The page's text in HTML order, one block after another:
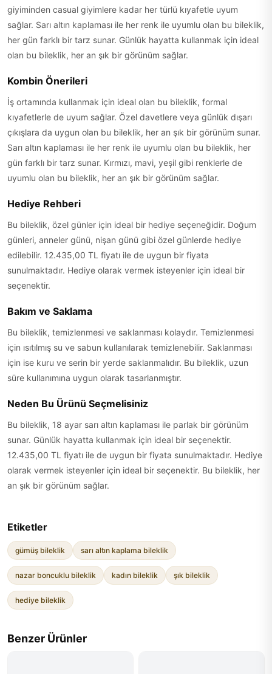
giyiminden casual giyimlere kadar her türlü kıyafetle uyum
sağlar. Sarı altın kaplaması ile her renk ile uyumlu olan bu bileklik,
her gün farklı bir tarz sunar. Günlük hayatta kullanmak için ideal
olan bu bileklik, her an şık bir görünüm sağlar.
Kombin Önerileri
İş ortamında kullanmak için ideal olan bu bileklik, formal
kıyafetlerle de uyum sağlar. Özel davetlere veya günlük dışarı
çıkışlara da uygun olan bu bileklik, her an şık bir görünüm sunar.
Sarı altın kaplaması ile her renk ile uyumlu olan bu bileklik, her
gün farklı bir tarz sunar. Kırmızı, mavi, yeşil gibi renklerle de
uyumlu olan bu bileklik, her an şık bir görünüm sağlar.
Hediye Rehberi
Bu bileklik, özel günler için ideal bir hediye seçeneğidir. Doğum
günleri, anneler günü, nişan günü gibi özel günlerde hediye
edilebilir. 12.435,00 TL fiyatı ile de uygun bir fiyata
sunulmaktadır. Hediye olarak vermek isteyenler için ideal bir
seçenektir.
Bakım ve Saklama
Bu bileklik, temizlenmesi ve saklanması kolaydır. Temizlenmesi
için ısıtılmış su ve sabun kullanılarak temizlenebilir. Saklanması
için ise kuru ve serin bir yerde saklanmalıdır. Bu bileklik, uzun
süre kullanımına uygun olarak tasarlanmıştır.
Neden Bu Ürünü Seçmelisiniz
Bu bileklik, 18 ayar sarı altın kaplaması ile parlak bir görünüm
sunar. Günlük hayatta kullanmak için ideal bir seçenektir.
12.435,00 TL fiyatı ile de uygun bir fiyata sunulmaktadır. Hediye
olarak vermek isteyenler için ideal bir seçenektir. Bu bileklik, her
an şık bir görünüm sağlar.
Etiketler
gümüş bileklik sarı altın kaplama bileklik
nazar boncuklu bileklik kadın bileklik şık bileklik
hediye bileklik
Benzer Ürünler